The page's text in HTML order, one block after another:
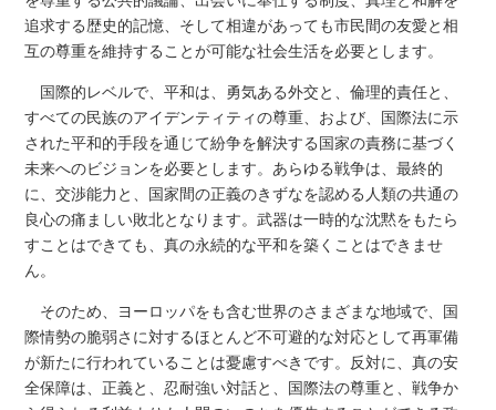
追求する歴史的記憶、そして相違があっても市民間の友愛と相
互の尊重を維持することが可能な社会生活を必要とします。
国際的レベルで、平和は、勇気ある外交と、倫理的責任と、
すべての民族のアイデンティティの尊重、および、国際法に示
された平和的手段を通じて紛争を解決する国家の責務に基づく
未来へのビジョンを必要とします。あらゆる戦争は、最終的
に、交渉能力と、国家間の正義のきずなを認める人類の共通の
良心の痛ましい敗北となります。武器は一時的な沈黙をもたら
すことはできても、真の永続的な平和を築くことはできませ
ん。
そのため、ヨーロッパをも含む世界のさまざまな地域で、国
際情勢の脆弱さに対するほとんど不可避的な対応として再軍備
が新たに行われていることは憂慮すべきです。反対に、真の安
全保障は、正義と、忍耐強い対話と、国際法の尊重と、戦争か